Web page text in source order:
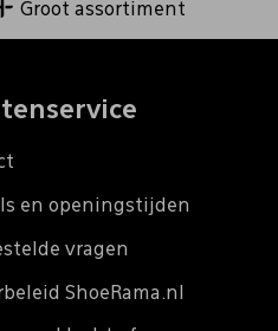
Groot assortiment
en openingstijden
vragen
ShoeRama.nl